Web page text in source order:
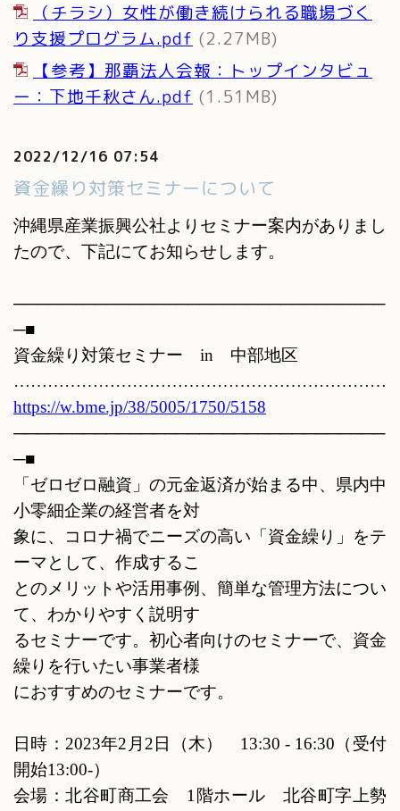
（チラシ）女性が働き続けられる職場づく
り支援プログラム.pdf (2.27MB)
【参考】那覇法人会報：トップインタビュ
ー：下地千秋さん.pdf (1.51MB)
2022/12/16 07:54
資金繰り対策セミナーについて
沖縄県産業振興公社よりセミナー案内がありまし
たので、下記にてお知らせします。
────────────────────────────────
─■
資金繰り対策セミナー in 中部地区
https://w.bme.jp/38/5005/1750/5158
────────────────────────────────
─■
「ゼロゼロ融資」の元金返済が始まる中、県内中
小零細企業の経営者を対
象に、コロナ禍でニーズの高い「資金繰り」をテ
ーマとして、作成するこ
とのメリットや活用事例、簡単な管理方法につい
て、わかりやすく説明す
るセミナーです。初心者向けのセミナーで、資金
繰りを行いたい事業者様
におすすめのセミナーです。
日時： 2023年2 月 2 日（木） 13:30 - 16:30 （受付
開始13:00-）
会場：北谷町商工会 1階ホール 北谷町字上勢